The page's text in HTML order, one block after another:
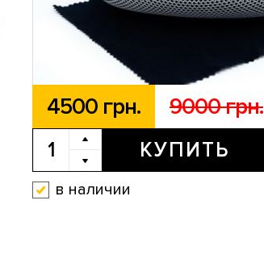
4500 грн. 9000 грн.
КУПИТЬ
в наличии